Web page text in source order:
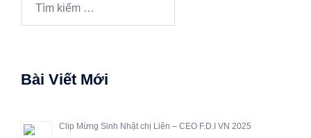
Bài Viết Mới
Clip Mừng Sinh Nhật chị Liên – CEO F.D.I VN 2025